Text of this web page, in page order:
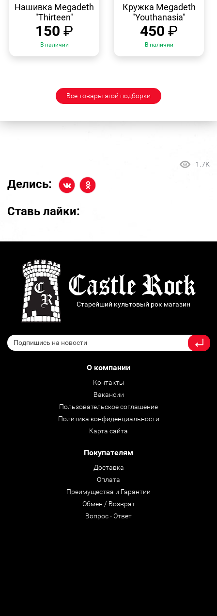
ПРОСМОТР
Нашивка Megadeth
"Thirteen"
150 ₽
В наличии
ПРОСМОТР
Кружка Megadeth
"Youthanasia"
450 ₽
В наличии
Все товары этой подборки
1.7K
Делись:
Ставь лайки:
Старейший культовый рок магазин
О компании
Контакты
Вакансии
Пользовательское соглашение
Политика конфиденциальности
Карта сайта
Покупателям
Доставка
Оплата
Преимущества и Гарантии
Обмен / Возврат
Вопрос - Ответ